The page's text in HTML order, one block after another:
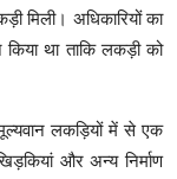
मिली। अधिकारियों का
था ताकि लकड़ी को
लकड़ियों में से एक
और अन्य निर्माण